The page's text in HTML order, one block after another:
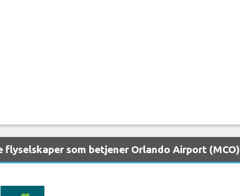
flyselskaper som betjener Orlando Airport (MCO)